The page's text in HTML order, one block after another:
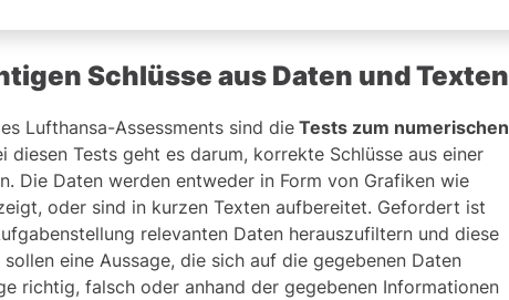
Schlüsse aus Daten und Texten
Lufthansa-Assessments sind die Tests zum numerischen
diesen Tests geht es darum, korrekte Schlüsse aus einer
Die Daten werden entweder in Form von Grafiken wie
oder sind in kurzen Texten aufbereitet. Gefordert ist
relevanten Daten herauszufiltern und diese
eine Aussage, die sich auf die gegebenen Daten
richtig, falsch oder anhand der gegebenen Informationen